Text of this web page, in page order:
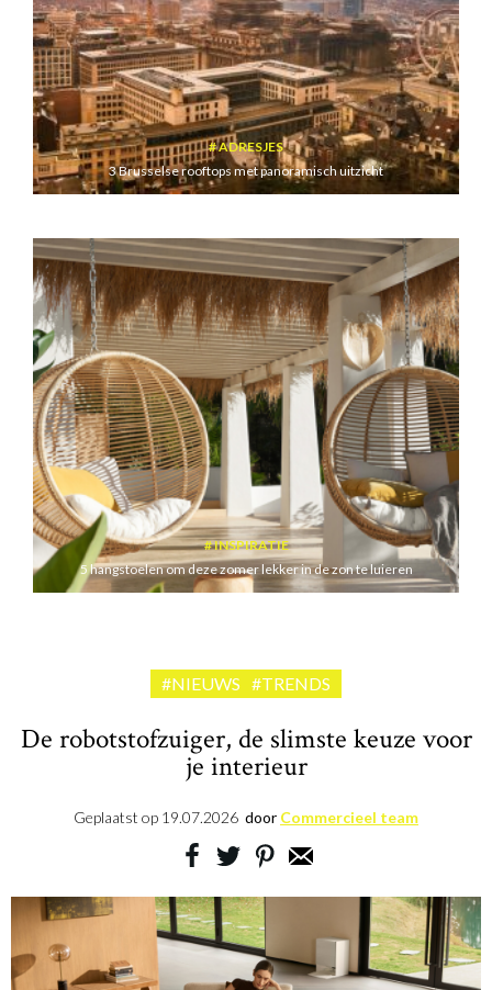
ADRESJES
3 Brusselse rooftops met panoramisch uitzicht
INSPIRATIE
5 hangstoelen om deze zomer lekker in de zon te luieren
#NIEUWS #TRENDS
De robotstofzuiger, de slimste keuze voor
je interieur
Geplaatst op 19.07.2026 door Commercieel team